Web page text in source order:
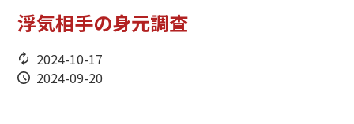
浮気相手の身元調査
2024-10-17
2024-09-20